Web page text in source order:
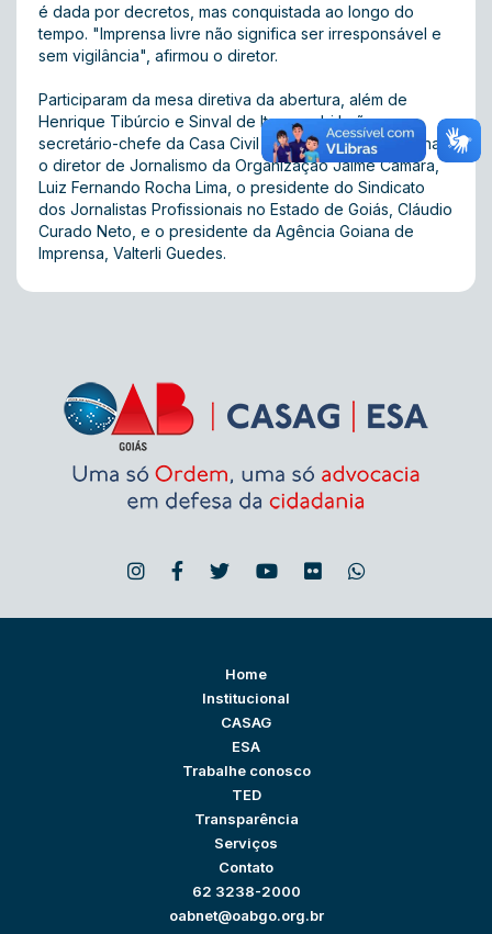
é dada por decretos, mas conquistada ao longo do
tempo. "Imprensa livre não significa ser irresponsável e
sem vigilância", afirmou o diretor.
Participaram da mesa diretiva da abertura, além de
Henrique Tibúrcio e Sinval de Itacarambi Leão, o
secretário-chefe da Casa Civil do Estado, Vilmar Rocha,
o diretor de Jornalismo da Organização Jaime Câmara,
Luiz Fernando Rocha Lima, o presidente do Sindicato
dos Jornalistas Profissionais no Estado de Goiás, Cláudio
Curado Neto, e o presidente da Agência Goiana de
Imprensa, Valterli Guedes.
Home
Institucional
CASAG
ESA
Trabalhe conosco
TED
Transparência
Serviços
Contato
62 3238-2000
oabnet@oabgo.org.br